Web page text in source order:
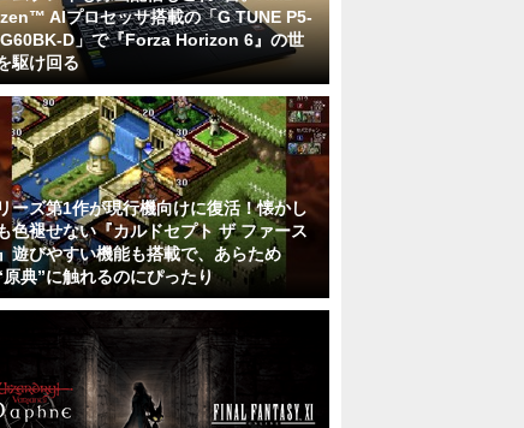
AIプロセッサ搭載の「G TUNE P5-
D」で『Forza Horizon 6』の世
駆け回る
ーズ第1作が現行機向けに復活！懐かし
色褪せない『カルドセプト ザ ファース
遊びやすい機能も搭載で、あらため
原典”に触れるのにぴったり